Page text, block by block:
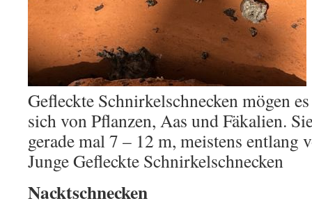
Gefleckte Schnirkelschnecken mögen
sich von Pflanzen, Aas und Fäkalien.
gerade mal 7 – 12 m, meistens entlang
Junge Gefleckte Schnirkelschnecken
Nacktschnecken